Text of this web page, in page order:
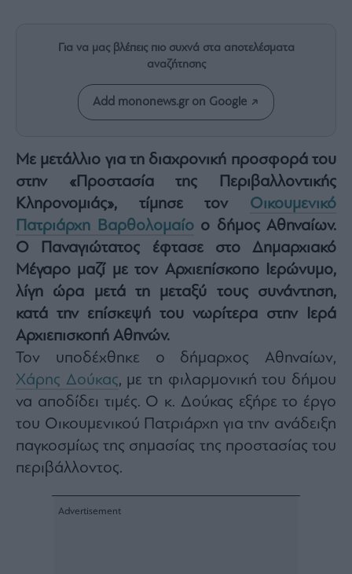
Life
&
Style
Υγεία
Architecture
&
Design
Fashion
&
Art
Watches
Yachts
Table
For
Two
Μετοχές
Αγορές
Για να μας βλέπεις πιο συχνά στα αποτελέσματα
αναζήτησης
Add mononews.gr on Google
Με μετάλλιο για τη διαχρονική προσφορά του
στην «Προστασία της Περιβαλλοντικής
Κληρονομιάς», τίμησε τον Οικουμενικό
Πατριάρχη Βαρθολομαίοο δήμος Αθηναίων.
Ο Παναγιώτατος έφτασε στο Δημαρχιακό
Μέγαρο μαζί με τον Αρχιεπίσκοπο Ιερώνυμο,
λίγη ώρα μετά τη μεταξύ τους συνάντηση,
κατά την επίσκεψή του νωρίτερα στην Ιερά
Αρχιεπισκοπή Αθηνών.
Τον υποδέχθηκε ο δήμαρχος Αθηναίων,
Χάρης Δούκας, με τη φιλαρμονική του δήμου
να αποδίδει τιμές. Ο κ. Δούκας εξήρε το έργο
του Οικουμενικού Πατριάρχη για την ανάδειξη
παγκοσμίως της σημασίας της προστασίας του
περιβάλλοντος.